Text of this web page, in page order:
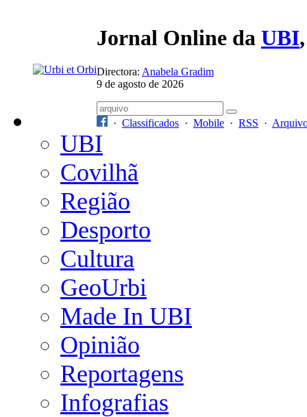
Jornal Online da UBI
Directora: Anabela Gradim
9 de agosto de 2026
· Classificados · Mobile · RSS ·
UBI
Covilhã
Região
Desporto
Cultura
GeoUrbi
Made In UBI
Opinião
Reportagens
Infografias